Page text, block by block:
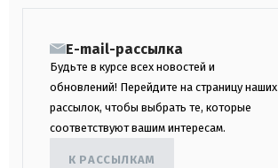
E-mail-рассылка
Будьте в курсе всех новостей и
обновлений! Перейдите на страницу наших
рассылок, чтобы выбрать те, которые
соответствуют вашим интересам.
К РАССЫЛКАМ